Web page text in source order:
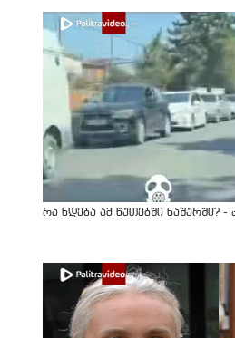
რა ხდება ამ წუთებში ხაშურში?